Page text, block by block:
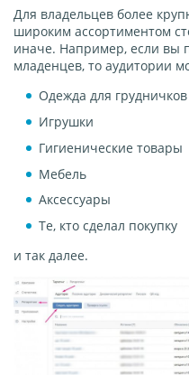
Для владельцев более
широким ассортиментом
иначе. Например, если вы
младенцев, то аудитории
Одежда для грудничков
Игрушки
Гигиенические товары
Мебель
Аксессуары
Те, кто сделал покупку
и так далее.